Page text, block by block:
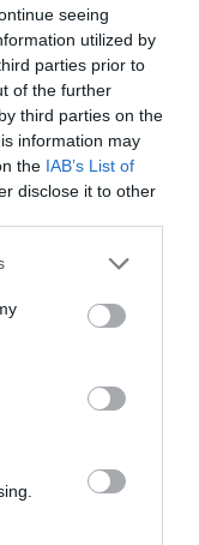
seeing
utilized by
parties prior to
of the further
third parties on the
information may
the IAB’s List of
disclose it to other
or more Google
You may click to
party tags to
in below Google